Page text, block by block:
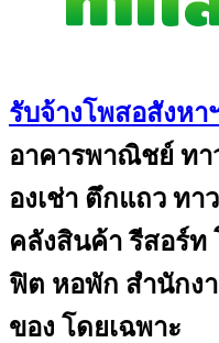
รับจ้างโพสอสังหา
อาคารพาณิชย์ ทา
องเช่า ตึกแถว ทา
คลังสินค้า รีสอร์ท
ฟิต หอพัก สำนักง
ของ โดยเฉพาะ